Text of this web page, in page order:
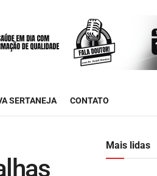
SERTANEJA CONTATO
Mais lidas